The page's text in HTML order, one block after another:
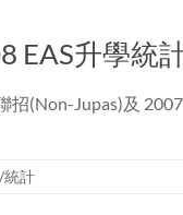
EAS升學統
(Non-Jupas)及
統計